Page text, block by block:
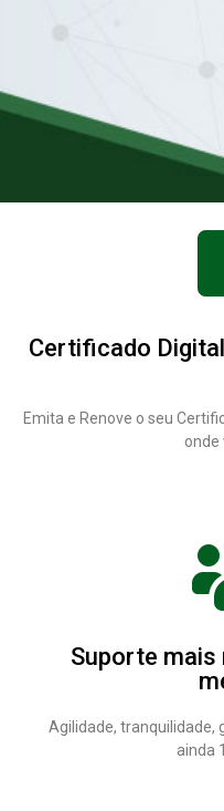
Certificado
Emita e Renove o seu
onde
Suporte mais
Agilidade, tranquilidade,
ainda